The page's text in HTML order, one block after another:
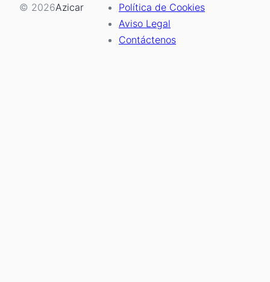
© 2026Azicar
Política de Cookies
Aviso Legal
Contáctenos